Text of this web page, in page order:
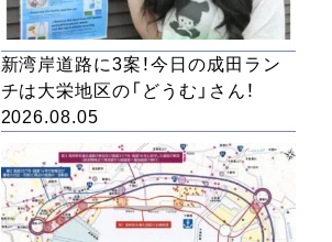
新湾岸道路に3案！今日の成田ラン
チは大栄地区の「どうむ」さん！
2026.08.05